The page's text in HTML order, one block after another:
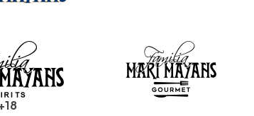
ПРЕСС-ДОСЬЕ (RU)